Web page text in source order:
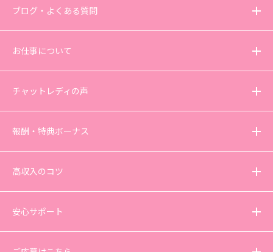
ブログ・よくある質問
お仕事について
チャットレディの声
報酬・特典ボーナス
高収入のコツ
安心サポート